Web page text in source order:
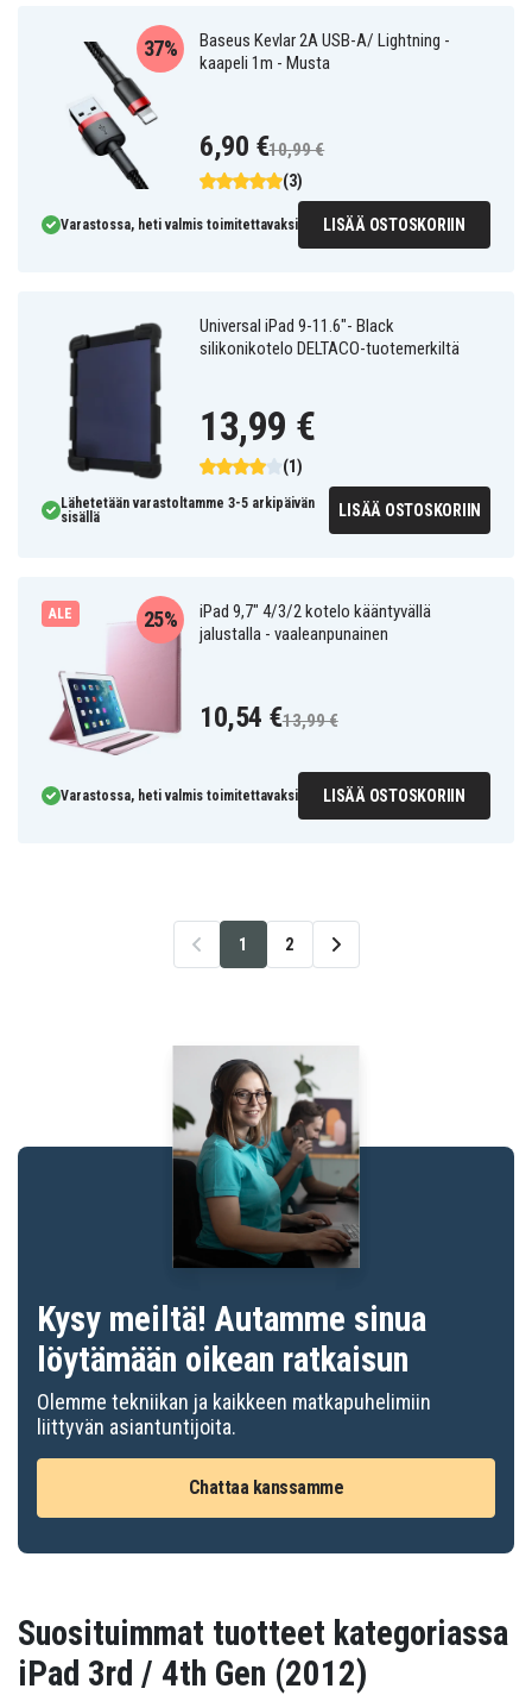
Baseus Kevlar 2A USB-A/ Lightning -
kaapeli 1m - Musta
(3)
37%
6,90 €10,99 €
Varastossa, heti valmis toimitettavaksi LISÄÄ OSTOSKORIIN
Universal iPad 9-11.6"- Black
silikonikotelo DELTACO-tuotemerkiltä
(1)
13,99 €
Lähetetään varastoltamme 3-5 arkipäivän
sisällä
LISÄÄ OSTOSKORIIN
ALE
iPad 9,7" 4/3/2 kotelo kääntyvällä
jalustalla - vaaleanpunainen
25%
10,54 €13,99 €
Varastossa, heti valmis toimitettavaksi LISÄÄ OSTOSKORIIN
1 2
Kysy meiltä! Autamme sinua
löytämään oikean ratkaisun
Olemme tekniikan ja kaikkeen matkapuhelimiin
liittyvän asiantuntijoita.
Chattaa kanssamme
Suosituimmat tuotteet kategoriassa
iPad 3rd / 4th Gen (2012)